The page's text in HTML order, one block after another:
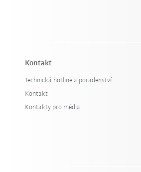
Kontakt
Technická hotline a poradenství
Kontakt
Kontakty pro média